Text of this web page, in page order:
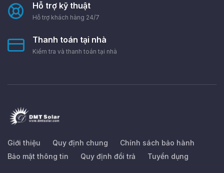
Hỗ trợ kỹ thuật
Hỗ trợ khách hàng 24/7
Thanh toán tại nhà
Kiểm tra và thanh toán tại nhà
Giới thiệu Quy định chung
Chính sách bảo hành
Bảo mật thông tin
Quy định đổi trả Tuyển dụng